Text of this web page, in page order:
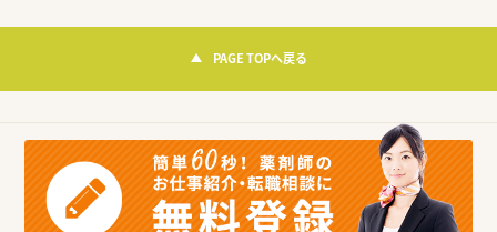
PAGE TOPへ戻る